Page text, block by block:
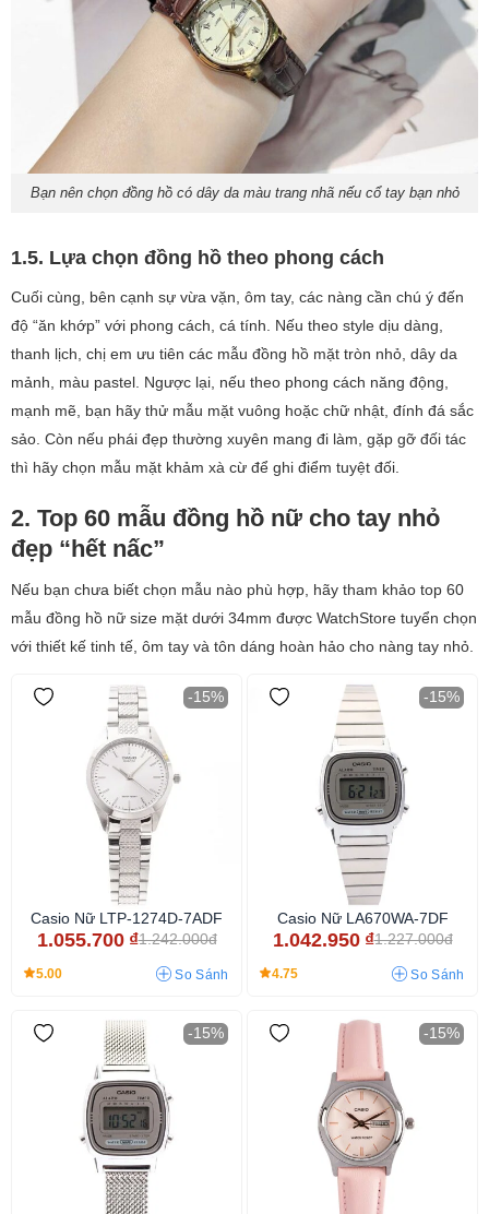
Bạn nên chọn đồng hồ có dây da màu trang nhã nếu cổ tay bạn nhỏ
1.5. Lựa chọn đồng hồ theo phong cách
Cuối cùng, bên cạnh sự vừa vặn, ôm tay, các nàng cần chú ý đến
độ “ăn khớp” với phong cách, cá tính. Nếu theo style dịu dàng,
thanh lịch, chị em ưu tiên các mẫu đồng hồ mặt tròn nhỏ, dây da
mảnh, màu pastel. Ngược lại, nếu theo phong cách năng động,
mạnh mẽ, bạn hãy thử mẫu mặt vuông hoặc chữ nhật, đính đá sắc
sảo. Còn nếu phái đẹp thường xuyên mang đi làm, gặp gỡ đối tác
thì hãy chọn mẫu mặt khảm xà cừ để ghi điểm tuyệt đối.
2. Top 60 mẫu đồng hồ nữ cho tay nhỏ
đẹp “hết nấc”
Nếu bạn chưa biết chọn mẫu nào phù hợp, hãy tham khảo top 60
mẫu đồng hồ nữ size mặt dưới 34mm được WatchStore tuyển chọn
với thiết kế tinh tế, ôm tay và tôn dáng hoàn hảo cho nàng tay nhỏ.
-15%
Casio Nữ LTP-1274D-7ADF
1.055.700 ₫1.242.000đ
5.00 So Sánh
-15%
Casio Nữ LA670WA-7DF
1.042.950 ₫1.227.000đ
4.75 So Sánh
-15% -15%